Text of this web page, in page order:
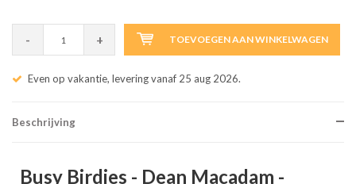
- + TOEVOEGEN AAN WINKELWAGEN
Even op vakantie, levering vanaf 25 aug 2026.
Beschrijving
Busy Birdies - Dean Macadam -